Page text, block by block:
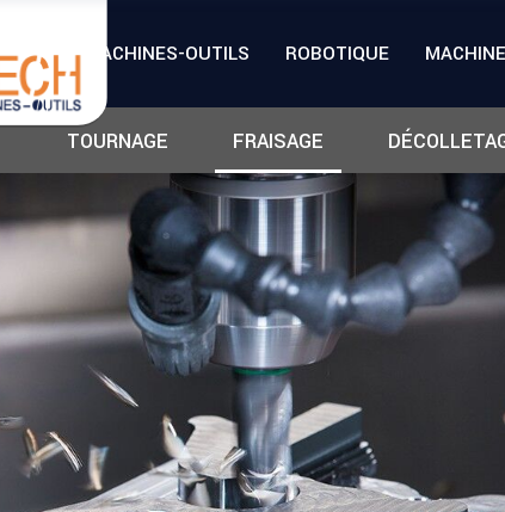
MACHINES-OUTILS ROBOTIQUE
TOURNAGE FRAISAGE